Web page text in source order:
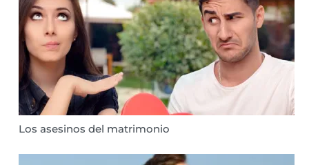
Los asesinos del matrimonio